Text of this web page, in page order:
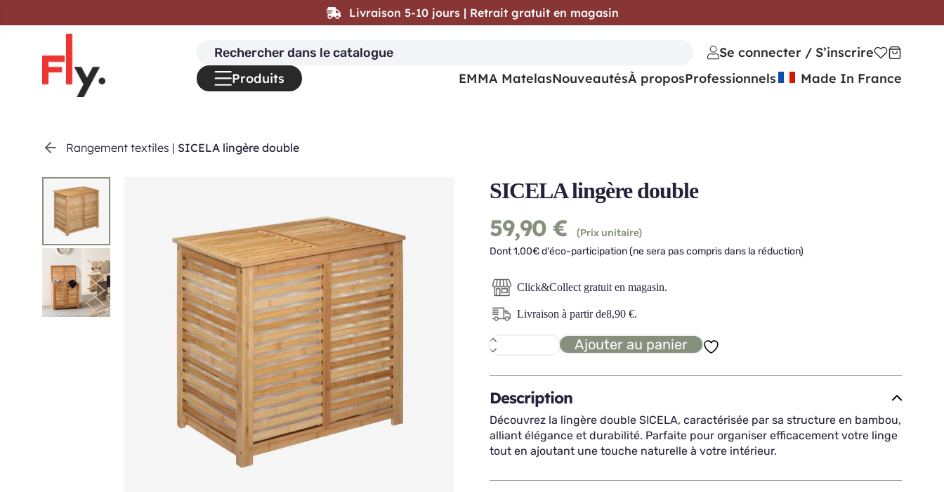
Rangement textiles | SICELA lingère double
SICELA lingère double
59,90 €
(Prix unitaire)
Dont 1,00€ d'éco-participation (ne sera pas compris dans la réduction)
Click&Collect gratuit en magasin.
Livraison à partir de8,90 €.
quantité
de
lingère
double
Ajouter au panier
Description
Découvrez la lingère double SICELA, caractérisée par sa structure en bambou,
alliant élégance et durabilité. Parfaite pour organiser efficacement votre linge
tout en ajoutant une touche naturelle à votre intérieur.
Livraison 5-10 jours | Retrait gratuit en magasin
Search
for:
Se connecter / S’inscrire
Produits
EMMA MatelasNouveautésÀ proposProfessionnels Made In France